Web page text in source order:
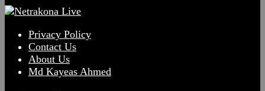
Privacy Policy
Contact Us
About Us
Md Kayeas Ahmed